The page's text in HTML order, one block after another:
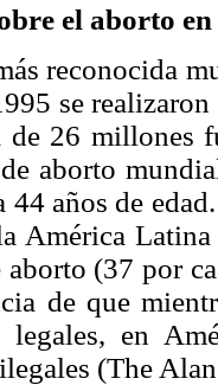
el aborto
reconocida
se
de 26 millones
aborto
44 años de
América
aborto (37 por
de que
legales, en
(The